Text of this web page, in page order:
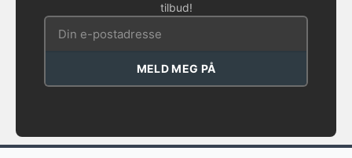
tilbud!
MELD MEG PÅ